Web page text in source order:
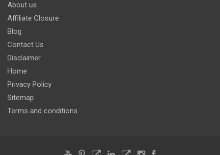
About us
Affiliate Closure
Blog
Contact Us
Disclaimer
Home
Privacy Policy
Sitemap
Terms and conditions